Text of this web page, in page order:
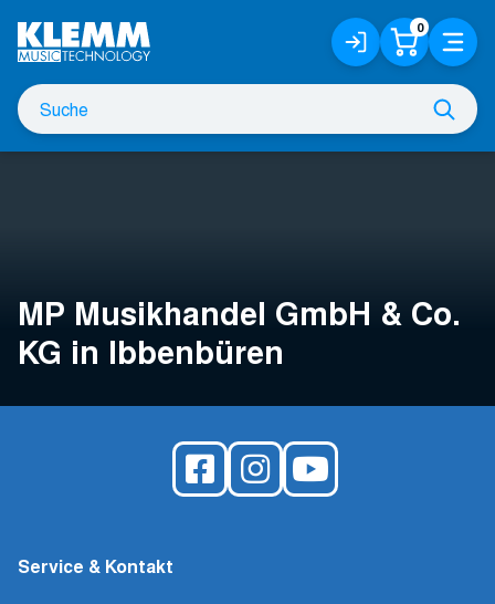
Hauptinhalt
Suche
nach
Anmelden
/
Registrieren
0 Menü
MP Musikhandel GmbH & Co.
KG in Ibbenbüren
Service & Kontakt